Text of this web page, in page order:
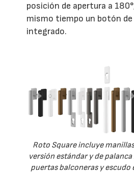
posición de apertura a
mismo tiempo un botón de
integrado.
Roto Square incluye
versión estándar y de
puertas balconeras y escudo